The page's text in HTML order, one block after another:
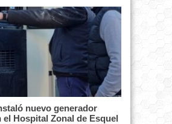
nuevo generador
el Hospital Zonal de Esquel